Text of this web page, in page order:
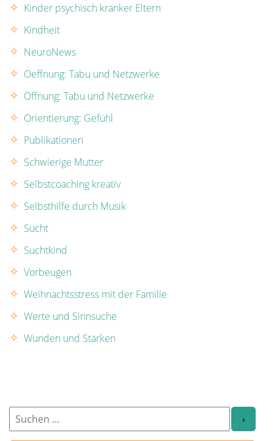
Kinder psychisch kranker Eltern
Kindheit
NeuroNews
Oeffnung: Tabu und Netzwerke
Öffnung: Tabu und Netzwerke
Orientierung: Gefühl
Publikationen
Schwierige Mutter
Selbstcoaching kreativ
Selbsthilfe durch Musik
Sucht
Suchtkind
Vorbeugen
Weihnachtsstress mit der Familie
Werte und Sinnsuche
Wunden und Stärken